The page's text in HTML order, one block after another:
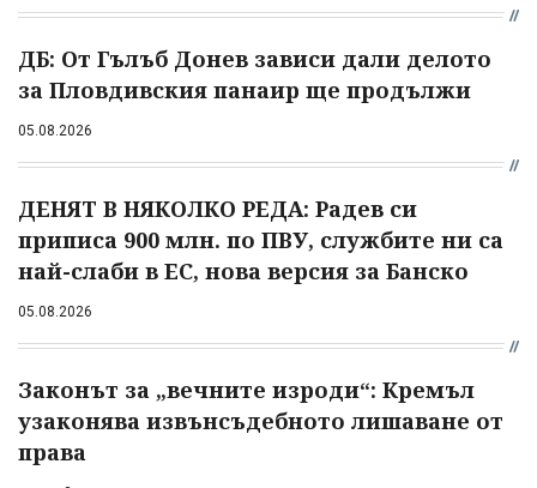
ДБ: От Гълъб Донев зависи дали делото
за Пловдивския панаир ще продължи
05.08.2026
ДЕНЯТ В НЯКОЛКО РЕДА: Радев си
приписа 900 млн. по ПВУ, службите ни са
най-слаби в ЕС, нова версия за Банско
05.08.2026
Законът за „вечните изроди“: Кремъл
узаконява извънсъдебното лишаване от
права